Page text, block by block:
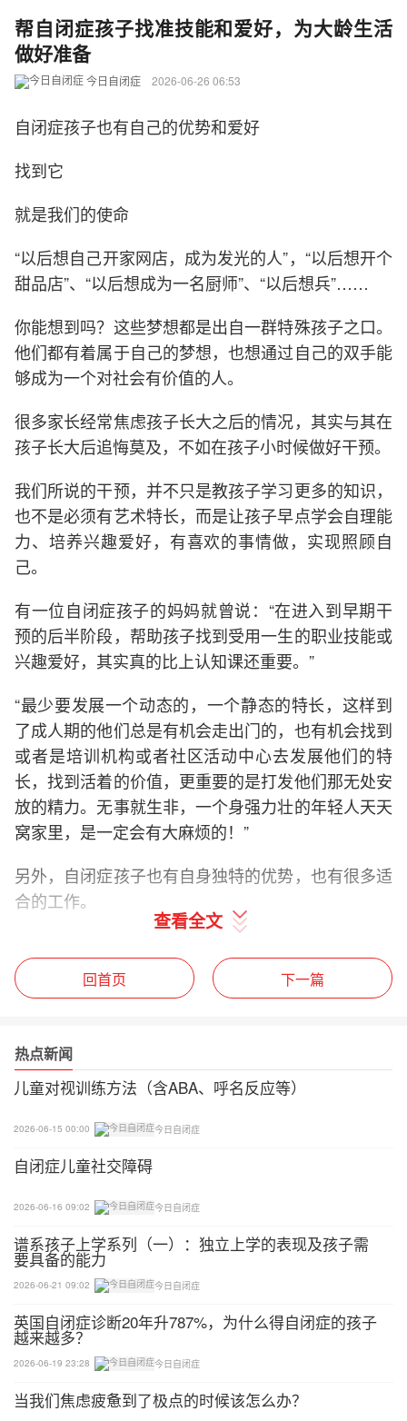
帮自闭症孩子找准技能和爱好，为大龄生活
做好准备
今日自闭症 2026-06-26 06:53
自闭症孩子也有自己的优势和爱好
找到它
就是我们的使命
“以后想自己开家网店，成为发光的人”，“以后想开个
甜品店”、“以后想成为一名厨师”、“以后想兵”……
你能想到吗？这些梦想都是出自一群特殊孩子之口。
他们都有着属于自己的梦想，也想通过自己的双手能
够成为一个对社会有价值的人。
很多家长经常焦虑孩子长大之后的情况，其实与其在
孩子长大后追悔莫及，不如在孩子小时候做好干预。
我们所说的干预，并不只是教孩子学习更多的知识，
也不是必须有艺术特长，而是让孩子早点学会自理能
力、培养兴趣爱好，有喜欢的事情做，实现照顾自
己。
有一位自闭症孩子的妈妈就曾说：“在进入到早期干
预的后半阶段，帮助孩子找到受用一生的职业技能或
兴趣爱好，其实真的比上认知课还重要。”
“最少要发展一个动态的，一个静态的特长，这样到
了成人期的他们总是有机会走出门的，也有机会找到
或者是培训机构或者社区活动中心去发展他们的特
长，找到活着的价值，更重要的是打发他们那无处安
放的精力。无事就生非，一个身强力壮的年轻人天天
窝家里，是一定会有大麻烦的！”
另外，自闭症孩子也有自身独特的优势，也有很多适
合的工作。
牛奶、简单的流水线装配等；
☞短期内有明确的工作目标的职业；
☞适合某方面才能突出的人群：各种才艺表演、计算
作为家长，我们可以根据自闭症孩子的认知方式及其
特点，尽早培养适合的职业特长，为未来做好准备。
查看全文
回首页 下一篇
热点新闻
儿童对视训练方法（含ABA、呼名反应等）
2026-06-15 00:00 今日自闭症
自闭症儿童社交障碍
2026-06-16 09:02 今日自闭症
谱系孩子上学系列（一）：独立上学的表现及孩子需
要具备的能力
2026-06-21 09:02 今日自闭症
英国自闭症诊断20年升787%，为什么得自闭症的孩子
越来越多？
2026-06-19 23:28 今日自闭症
当我们焦虑疲惫到了极点的时候该怎么办？